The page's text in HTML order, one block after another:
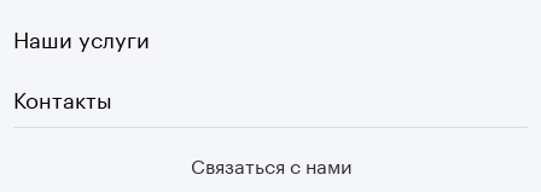
Наши услуги
Контакты
Связаться с нами